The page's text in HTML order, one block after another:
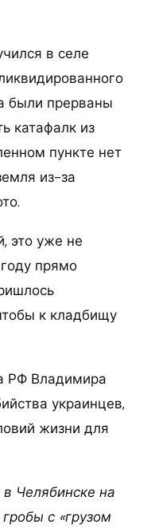
в селе
были прерваны
катафалк из
пункте нет
из-за
это уже не
прямо
к кладбищу
РФ Владимира
украинцев,
жизни для
в Челябинске на
с «грузом